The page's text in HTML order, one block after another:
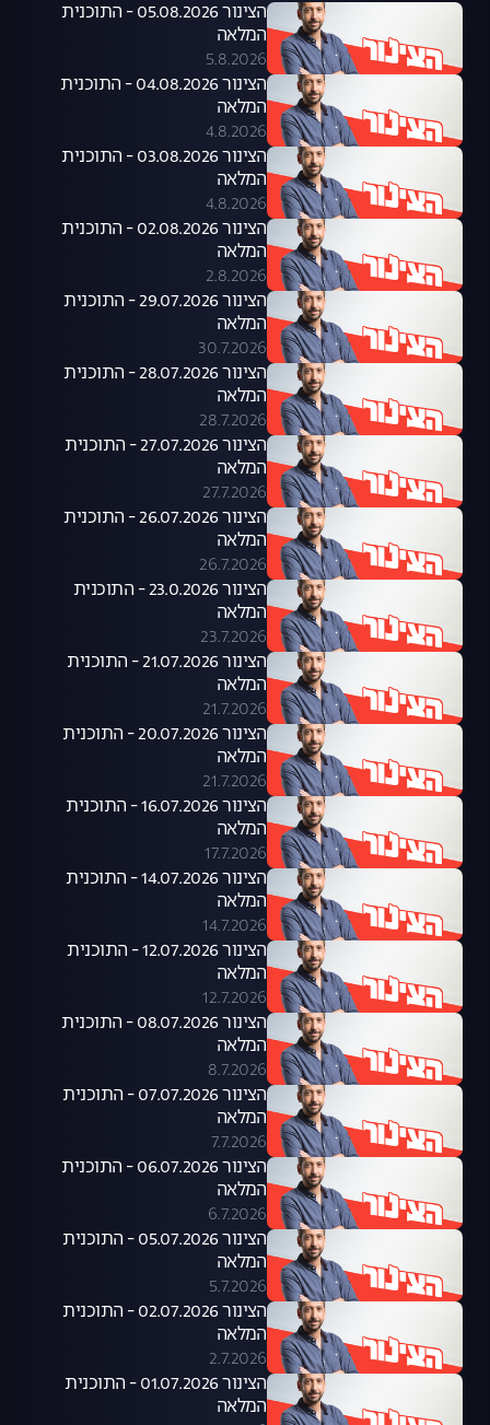
הצינור 05.08.2026 - התוכנית
המלאה
5.8.2026
הצינור 04.08.2026 - התוכנית
המלאה
4.8.2026
הצינור 03.08.2026 - התוכנית
המלאה
4.8.2026
הצינור 02.08.2026 - התוכנית
המלאה
2.8.2026
הצינור 29.07.2026 - התוכנית
המלאה
30.7.2026
הצינור 28.07.2026 - התוכנית
המלאה
28.7.2026
הצינור 27.07.2026 - התוכנית
המלאה
27.7.2026
הצינור 26.07.2026 - התוכנית
המלאה
26.7.2026
הצינור 23.0.2026 - התוכנית
המלאה
23.7.2026
הצינור 21.07.2026 - התוכנית
המלאה
21.7.2026
הצינור 20.07.2026 - התוכנית
המלאה
21.7.2026
הצינור 16.07.2026 - התוכנית
המלאה
17.7.2026
הצינור 14.07.2026 - התוכנית
המלאה
14.7.2026
הצינור 12.07.2026 - התוכנית
המלאה
12.7.2026
הצינור 08.07.2026 - התוכנית
המלאה
8.7.2026
הצינור 07.07.2026 - התוכנית
המלאה
7.7.2026
הצינור 06.07.2026 - התוכנית
המלאה
6.7.2026
הצינור 05.07.2026 - התוכנית
המלאה
5.7.2026
הצינור 02.07.2026 - התוכנית
המלאה
2.7.2026
הצינור 01.07.2026 - התוכנית
המלאה